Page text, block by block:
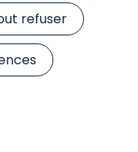
refuser